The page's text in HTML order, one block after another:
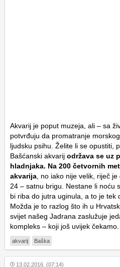
Akvarij je poput muzeja, ali – sa
potvrđuju da promatranje
ljudsku psihu. Želite li se opustiti,
Bašćanski akvarij održava se uz
hladnjaka. Na 200 četvornih
akvarija , no iako nije velik, riječ
24 – satnu brigu. Nestane li noću
bi riba do jutra uginula, a to je tek
Možda je to razlog što ih u
svijet našeg Jadrana zaslužuje
kompleks – koji još uvijek čekamo.
akvarij Baška
13.02.2016. (07:14)